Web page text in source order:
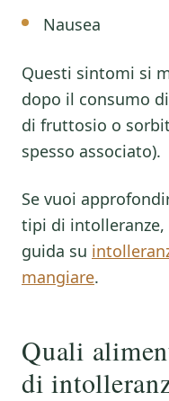
Nausea
Questi sintomi si
dopo il consumo
di fruttosio o
spesso associato).
Se vuoi
tipi di intolleranze,
guida su
mangiare.
Quali
di